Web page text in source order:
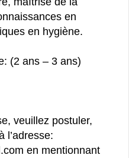
en
en hygiène.
(2 ans – 3 ans)
veuillez postuler,
l’adresse:
en mentionnant